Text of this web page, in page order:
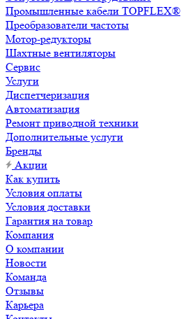
Промышленные кабели TOPFLEX®
Преобразователи частоты
Мотор-редукторы
Шахтные вентиляторы
Сервис
Услуги
Диспетчеризация
Автоматизация
Ремонт приводной техники
Дополнительные услуги
Бренды
Акции
Как купить
Условия оплаты
Условия доставки
Гарантия на товар
Компания
О компании
Новости
Команда
Отзывы
Карьера